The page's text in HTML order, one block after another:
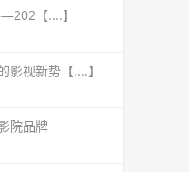
【....】
影视新势【....】
院品牌